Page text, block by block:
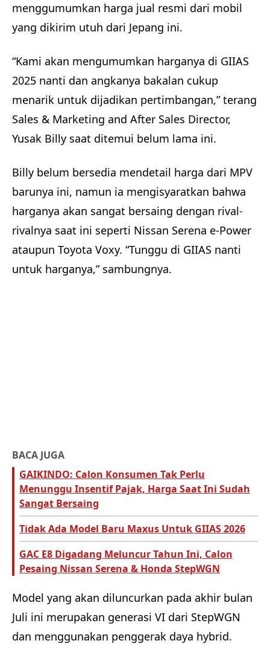
menggumumkan harga jual resmi dari mobil
yang dikirim utuh dari Jepang ini.
“Kami akan mengumumkan harganya di GIIAS
2025 nanti dan angkanya bakalan cukup
menarik untuk dijadikan pertimbangan,” terang
Sales & Marketing and After Sales Director,
Yusak Billy saat ditemui belum lama ini.
Billy belum bersedia mendetail harga dari MPV
barunya ini, namun ia mengisyaratkan bahwa
harganya akan sangat bersaing dengan rival-
rivalnya saat ini seperti Nissan Serena e-Power
ataupun Toyota Voxy. “Tunggu di GIIAS nanti
untuk harganya,” sambungnya.
BACA JUGA
GAIKINDO: Calon Konsumen Tak Perlu
Menunggu Insentif Pajak, Harga Saat Ini Sudah
Sangat Bersaing
Tidak Ada Model Baru Maxus Untuk GIIAS 2026
GAC E8 Digadang Meluncur Tahun Ini, Calon
Pesaing Nissan Serena & Honda StepWGN
Model yang akan diluncurkan pada akhir bulan
Juli ini merupakan generasi VI dari StepWGN
dan menggunakan penggerak daya hybrid.